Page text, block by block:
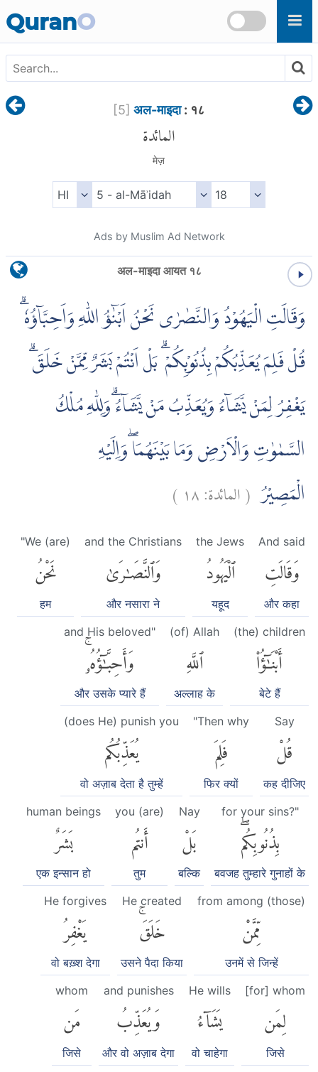
QuranO
[5] अल-माइदा: १८
المائدة
मेज़
Ads by Muslim Ad Network
अल-माइदा आयत १८
وَقَالَتِ الْيَهُوْدُ وَالنَّصٰرٰى نَحْنُ اَبْنٰۤؤُ اللّٰهِ وَاَحِبَّاۤؤُهٗ ۗ
قُلْ فَلِمَ يُعَذِّبُكُمْ بِذُنُوْبِكُمْ ۗ بَلْ اَنْتُمْ بَشَرٌ مِّمَّنْ خَلَقَۗ
يَغْفِرُ لِمَنْ يَّشَاۤءُ وَيُعَذِّبُ مَنْ يَّشَاۤءُۗ وَلِلّٰهِ مُلْكُ
السَّمٰوٰتِ وَالْاَرْضِ وَمَا بَيْنَهُمَا ۖوَاِلَيْهِ
الْمَصِيْرُ (المائدة:١٨ )
And said
وَقَالَتِ
और कहा
the Jews
ٱلْيَهُودُ
यहूद
and the Christians
وَٱلنَّصَٰرَىٰ
और नसारा ने
"We (are)
نَحْنُ
हम
(the) children
أَبْنَٰٓؤُا۟
बेटे हैं
(of) Allah
ٱللَّهِ
अल्लाह के
and His beloved"
وَأَحِبَّٰٓؤُهُۥۚ
और उसके प्यारे हैं
Say
قُلْ
कह दीजिए
"Then why
فَلِمَ
फिर क्यों
(does He) punish you
يُعَذِّبُكُم
वो अज़ाब देता है तुम्हें
for your sins?"
بِذُنُوبِكُمۖ
बवजह तुम्हारे गुनाहों के
Nay
بَلْ
बल्कि
you (are)
أَنتُم
तुम
human beings
بَشَرٌ
एक इन्सान हो
from among (those)
مِّمَّنْ
उनमें से जिन्हें
He created
خَلَقَۚ
उसने पैदा किया
He forgives
يَغْفِرُ
वो बख़्श देगा
[for] whom
لِمَن
जिसे
He wills
يَشَآءُ
वो चाहेगा
and punishes
وَيُعَذِّبُ
और वो अज़ाब देगा
whom
مَن
जिसे